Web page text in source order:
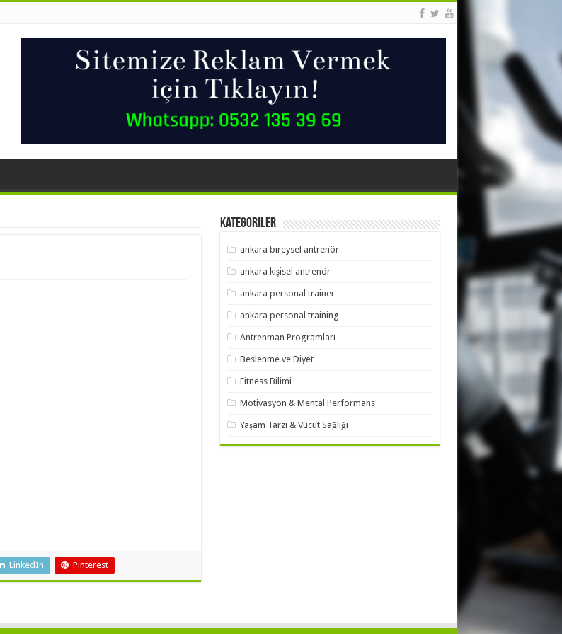
LinkedIn Pinterest
Kategoriler
ankara bireysel antrenör
ankara kişisel antrenör
ankara personal trainer
ankara personal training
Antrenman Programları
Beslenme ve Diyet
Fitness Bilimi
Motivasyon & Mental Performans
Yaşam Tarzı & Vücut Sağlığı